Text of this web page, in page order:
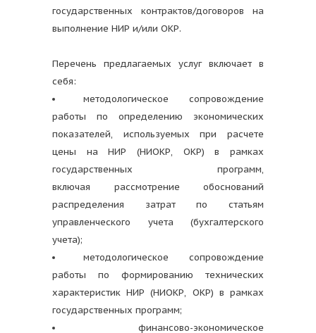
государственных контрактов/договоров на
выполнение НИР и/или ОКР.
Перечень предлагаемых услуг включает в
себя:
методологическое сопровождение
работы по определению экономических
показателей, используемых при расчете
цены на НИР (НИОКР, ОКР) в рамках
государственных программ,
включая рассмотрение обоснований
распределения затрат по статьям
управленческого учета (бухгалтерского
учета);
методологическое сопровождение
работы по формированию технических
характеристик НИР (НИОКР, ОКР) в рамках
государственных программ;
финансово-экономическое